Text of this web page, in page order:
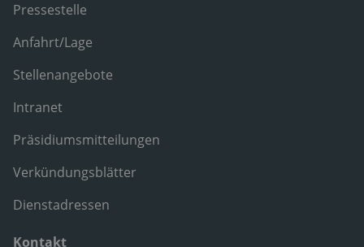
Pressestelle
Anfahrt/Lage
Stellenangebote
Intranet
Präsidiumsmitteilungen
Verkündungsblätter
Dienstadressen
Kontakt